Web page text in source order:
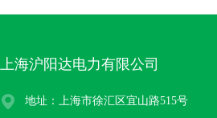
上海沪阳达电力有限公司
地址：上海市徐汇区宜山路515号